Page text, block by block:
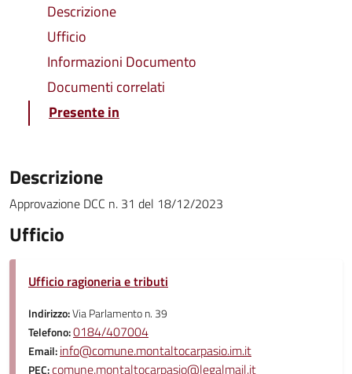
Descrizione
Ufficio
Informazioni Documento
Documenti correlati
Presente in
Descrizione
Approvazione DCC n. 31 del 18/12/2023
Ufficio
Ufficio ragioneria e tributi
Indirizzo:Via Parlamento n. 39
Telefono:0184/407004
Email:info@comune.montaltocarpasio.im.it
PEC:comune.montaltocarpasio@legalmail.it